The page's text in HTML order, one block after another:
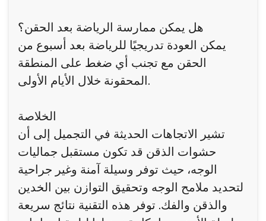
هل يمكن ممارسة الرياضة بعد الحقن؟
يمكن العودة تدريجيًا للرياضة بعد أسبوع من
الحقن مع تجنب أي ضغط على المنطقة
المحقونة خلال الأيام الأولى.
الخلاصة
تشير الاتجاهات الحديثة في التجميل إلى أن
حشوات الذقن قد تكون مستقبل جماليات
الوجه، حيث توفر وسيلة آمنة وغير جراحية
لتحديد ملامح الوجه وتحقيق التوازن بين الخدين
والذقن والفك. توفر هذه التقنية نتائج سريعة